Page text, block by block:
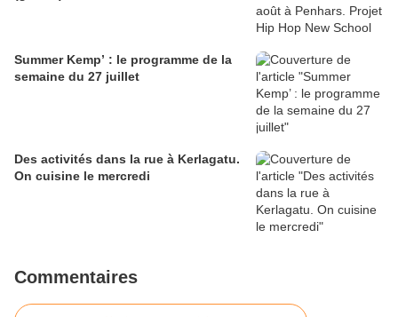
Summer Kemp’ : le programme de la
semaine du 27 juillet
Des activités dans la rue à Kerlagatu.
On cuisine le mercredi
Commentaires